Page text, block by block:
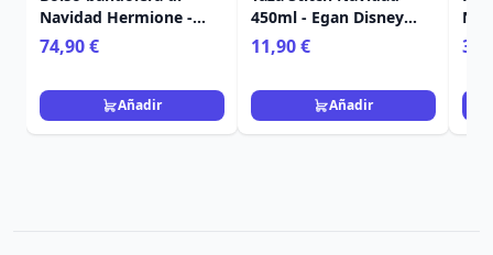
Navidad Hermione -
Loungefly Harry Potter
74,90 €
Añadir
450ml - Egan Disney
Home
11,90 €
Añadir